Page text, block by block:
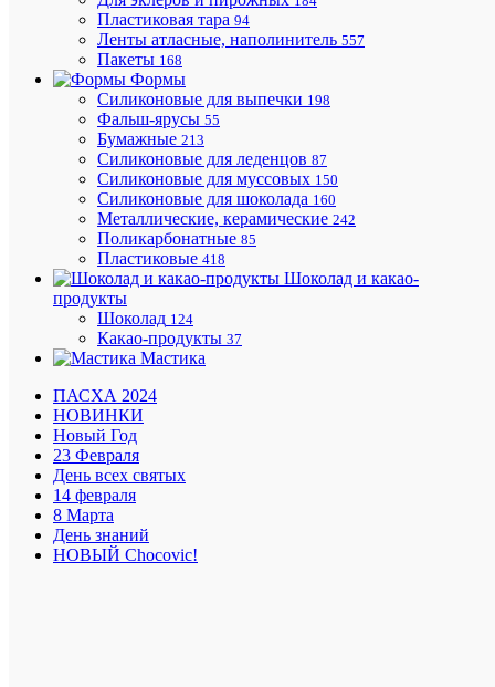
Пластиковая тара 94
Ленты атласные, наполинитель 557
Пакеты 168
Формы
Силиконовые для выпечки 198
Фальш-ярусы 55
Бумажные 213
Силиконовые для леденцов 87
Силиконовые для муссовых 150
Силиконовые для шоколада 160
Металлические, керамические 242
Поликарбонатные 85
Пластиковые 418
Шоколад и какао-
продукты
Шоколад 124
Какао-продукты 37
Мастика
ПАСХА 2024
НОВИНКИ
Новый Год
23 Февраля
День всех святых
14 февраля
8 Марта
День знаний
НОВЫЙ Chocovic!